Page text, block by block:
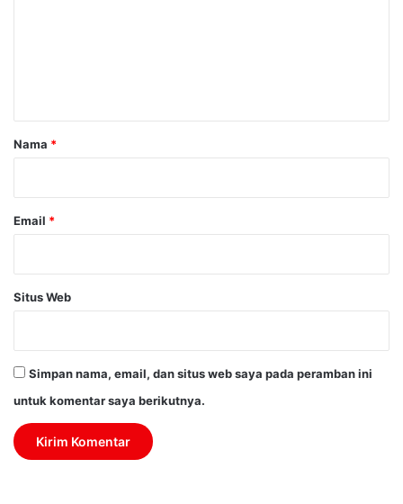
rNama *
Email *
Situs Web
Simpan nama, email, dan situs web saya pada peramban ini
untuk komentar saya berikutnya.